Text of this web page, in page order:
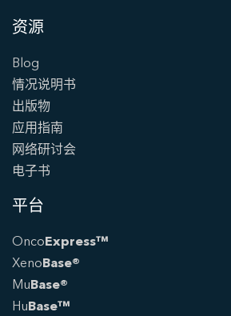
资源
Blog
情况说明书
出版物
应用指南
网络研讨会
电子书
平台
OncoExpress™
XenoBase®
MuBase®
HuBase™